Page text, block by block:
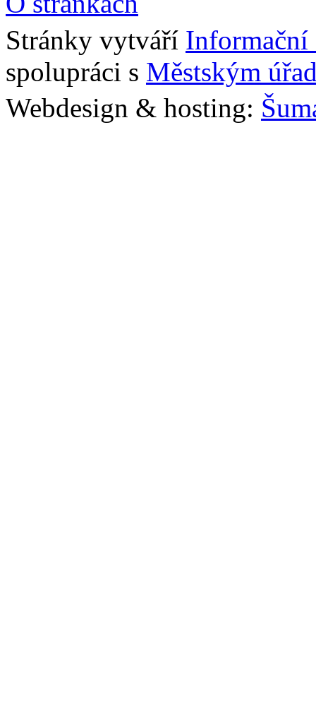
Stránky vytváří Informační
spolupráci s Městským
Webdesign & hosting: